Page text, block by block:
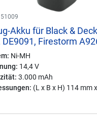
Akku für Black &
DE9091, Firestorm
Ni-MH
14,4 V
3.000 mAh
(L x B x H) 114 mm